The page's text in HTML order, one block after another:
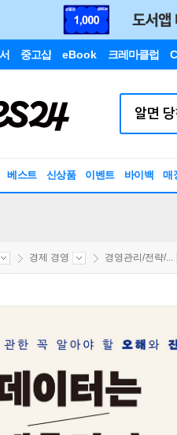
중고샵 eBook 크레마클럽
베스트 신상품 이벤트 바이백 매
경제 경영 경영관리/전략/...